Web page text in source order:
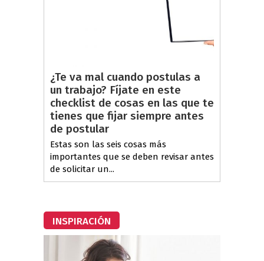
¿Te va mal cuando postulas a
un trabajo? Fíjate en este
checklist de cosas en las que te
tienes que fijar siempre antes
de postular
Estas son las seis cosas más
importantes que se deben revisar antes
de solicitar un...
INSPIRACIÓN